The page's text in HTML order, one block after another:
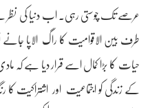
عرصے تک چوستی رہی۔ اب دنیا کی نظر
طرف بین الاقوامیت کا راگ الاپا
حیات کا بڑا کمال اسے قرار دیا ہے کہ
کے زندگی کو اجتماعیت اور اشتراکیت